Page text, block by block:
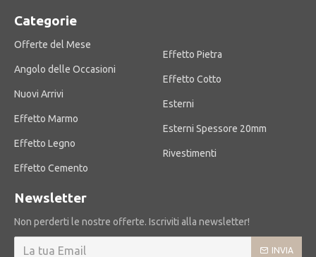
Categorie
Offerte del Mese
Angolo delle Occasioni
Nuovi Arrivi
Effetto Marmo
Effetto Legno
Effetto Cemento
Effetto Pietra
Effetto Cotto
Esterni
Esterni Spessore 20mm
Rivestimenti
Newsletter
Non perderti le nostre offerte. Iscriviti alla newsletter!
INVIA